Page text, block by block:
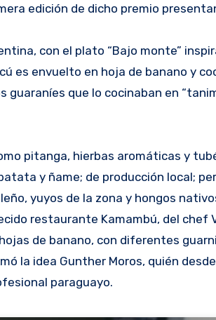
edición de dicho premio
con el plato “Bajo monte”
es envuelto en hoja de banano y
que lo cocinaban en
pitanga, hierbas aromáticas y
y ñame; de producción local;
yuyos de la zona y hongos
restaurante Kamambú, del chef
de banano, con diferentes
la idea Gunther Moros, quién
paraguayo.